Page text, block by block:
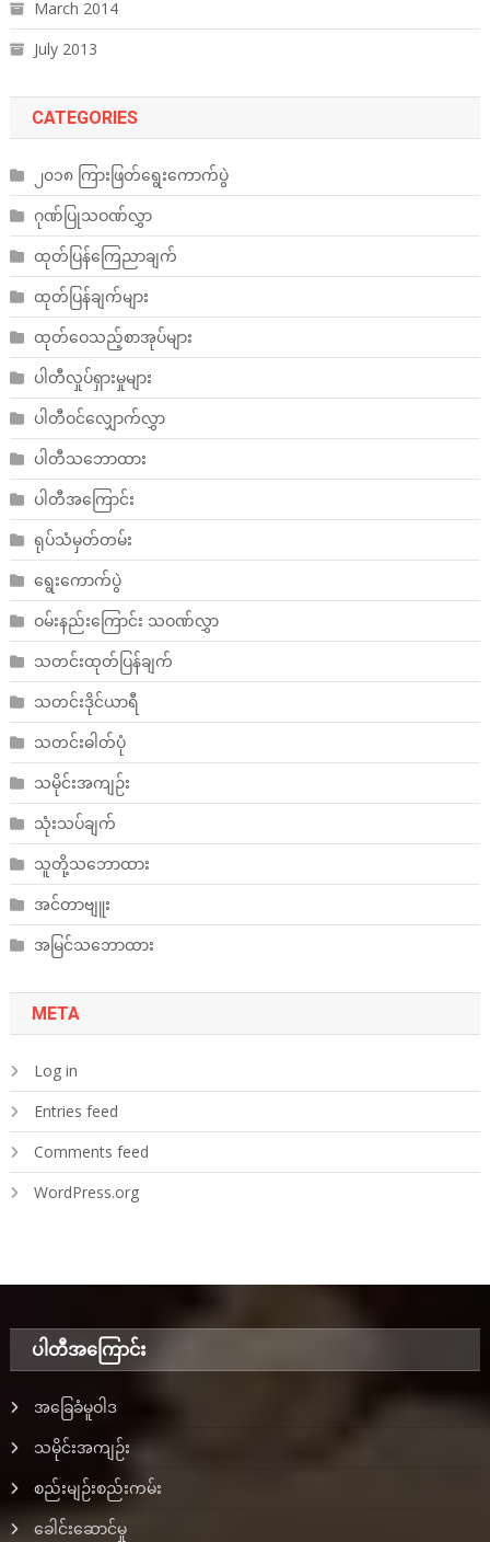
March 2014
July 2013
CATEGORIES
၂၀၁၈ ကြားဖြတ်ရွေးကောက်ပွဲ
ဂုဏ်ပြုသဝဏ်လွှာ
ထုတ်ပြန်ကြေညာချက်
ထုတ်ပြန်ချက်များ
ထုတ်ဝေသည့်စာအုပ်များ
ပါတီလှုပ်ရှားမှုများ
ပါတီဝင်လျှောက်လွှာ
ပါတီသဘောထား
ပါတီအကြောင်း
ရုပ်သံမှတ်တမ်း
ရွေးကောက်ပွဲ
ဝမ်းနည်းကြောင်း သဝဏ်လွှာ
သတင်းထုတ်ပြန်ချက်
သတင်းဒိုင်ယာရီ
သတင်းဓါတ်ပုံ
သမိုင်းအကျဉ်း
သုံးသပ်ချက်
သူတို့သဘောထား
အင်တာဗျူး
အမြင်သဘောထား
META
Log in
Entries feed
Comments feed
WordPress.org
ပါတီအ‌ကြောင်း
အခြေခံမူဝါဒ
သမိုင်းအကျဉ်း
စည်းမျဉ်းစည်းကမ်း
ခေါင်းဆောင်မှု